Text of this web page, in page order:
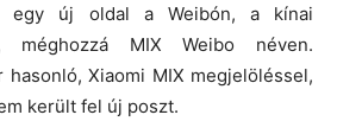
egy új oldal a Weibón, a kínai
méghozzá MIX Weibo néven.
hasonló, Xiaomi MIX megjelöléssel,
került fel új poszt.